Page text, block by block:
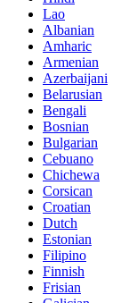
Lao
Albanian
Amharic
Armenian
Azerbaijani
Belarusian
Bengali
Bosnian
Bulgarian
Cebuano
Chichewa
Corsican
Croatian
Dutch
Estonian
Filipino
Finnish
Frisian